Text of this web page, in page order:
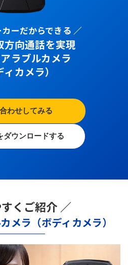
ーだからできる ／
方向通話を実現
ラブルカメラ
ィカメラ）
わせしてみる
ダウンロードする
くご紹介 ／
メラ（ボディカメラ）